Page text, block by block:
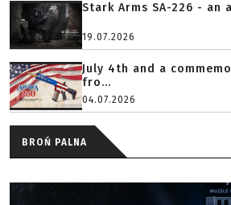
Stark Arms SA-226 -
19.07.2026
July 4th and a
fro...
04.07.2026
BROŃ PALNA